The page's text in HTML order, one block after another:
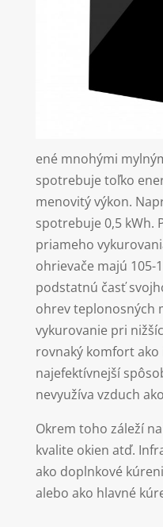
ené mnohými
spotrebuje toľko
menovitý výkon.
spotrebuje 0,5 kWh.
priameho
ohrievače majú 105-
podstatnú časť
ohrev teplonosných
vykurovanie pri
rovnaký komfort ako
najefektívnejší
nevyužíva vzduch
Okrem toho záleží
kvalite okien atď.
ako doplnkové
alebo ako hlavné